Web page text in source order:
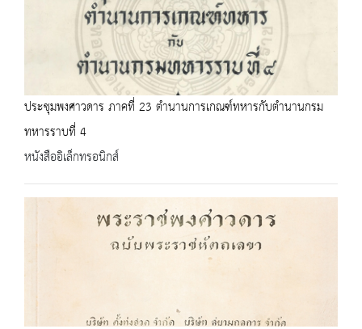
ประชุมพงศาวดาร ภาคที่ 23 ตำนานการเกณฑ์ทหารกับตำนานกรม
ทหารราบที่ 4
หนังสืออิเล็กทรอนิกส์